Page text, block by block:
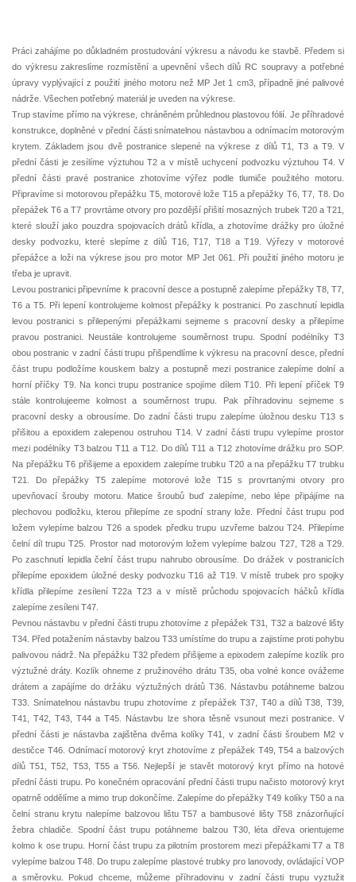
Práci zahájíme po důkladném prostudování výkresu a návodu ke stavbě. Předem si
do výkresu zakreslíme rozmístění a upevnění všech dílů RC soupravy a potřebné
úpravy vyplývající z použití jiného motoru než MP Jet 1 cm3, případně jiné palivové
nádrže. Všechen potřebný materiál je uveden na výkrese.
Trup stavíme přímo na výkrese, chráněném průhlednou plastovou fólií. Je příhradové
konstrukce, doplněné v přední části snímatelnou nástavbou a odnímacím motorovým
krytem. Základem jsou dvě postranice slepené na výkrese z dílů T1, T3 a T9. V
přední části je zesílíme výztuhou T2 a v místě uchycení podvozku výztuhou T4. V
přední části pravé postranice zhotovíme výřez podle tlumiče použitého motoru.
Připravíme si motorovou přepážku T5, motorové lože T15 a přepážky T6, T7, T8. Do
přepážek T6 a T7 provrtáme otvory pro pozdější přišití mosazných trubek T20 a T21,
které slouží jako pouzdra spojovacích drátů křídla, a zhotovíme drážky pro úložné
desky podvozku, které slepíme z dílů T16, T17, T18 a T19. Výřezy v motorové
přepážce a loži na výkrese jsou pro motor MP Jet 061. Při použití jiného motoru je
třeba je upravit.
Levou postranici připevníme k pracovní desce a postupně zalepíme přepážky T8, T7,
T6 a T5. Při lepení kontrolujeme kolmost přepážky k postranici. Po zaschnutí lepidla
levou postranici s přilepenými přepážkami sejmeme s pracovní desky a přilepíme
pravou postranici. Neustále kontrolujeme souměrnost trupu. Spodní podélníky T3
obou postranic v zadní části trupu přišpendlíme k výkresu na pracovní desce, přední
část trupu podložíme kouskem balzy a postupně mezi postranice zalepíme dolní a
horní příčky T9. Na konci trupu postranice spojíme dílem T10. Při lepení příček T9
stále kontrolujeeme kolmost a souměrnost trupu. Pak příhradovinu sejmeme s
pracovní desky a obrousíme. Do zadní části trupu zalepíme úložnou desku T13 s
přišitou a epoxidem zalepenou ostruhou T14. V zadní části trupu vylepíme prostor
mezi podélníky T3 balzou T11 a T12. Do dílů T11 a T12 zhotovíme drážku pro SOP.
Na přepážku T6 přišijeme a epoxidem zalepíme trubku T20 a na přepážku T7 trubku
T21. Do přepážky T5 zalepíme motorové lože T15 s provrtanými otvory pro
upevňovací šrouby motoru. Matice šroubů buď zalepíme, nebo lépe připájíme na
plechovou podložku, kterou přilepíme ze spodní strany lože. Přední část trupu pod
ložem vylepíme balzou T26 a spodek předku trupu uzvřeme balzou T24. Přilepíme
čelní díl trupu T25. Prostor nad motorovým ložem vylepíme balzou T27, T28 a T29.
Po zaschnutí lepidla čelní část trupu nahrubo obrousíme. Do drážek v postranicích
přilepíme epoxidem úložné desky podvozku T16 až T19. V místě trubek pro spojky
křídla přilepíme zesílení T22a T23 a v místě průchodu spojovacích háčků křídla
zalepíme zesíleni T47.
Pevnou nástavbu v přední části trupu zhotovíme z přepážek T31, T32 a balzové lišty
T34. Před potažením nástavby balzou T33 umístíme do trupu a zajistíme proti pohybu
palivovou nádrž. Na přepážku T32 předem přišijeme a epixodem zalepíme kozlík pro
výztužné dráty. Kozlík ohneme z pružinového drátu T35, oba volné konce ovážeme
drátem a zapájíme do držáku výztužných drátů T36. Nástavbu potáhneme balzou
T33. Snímatelnou nástavbu trupu zhotovíme z přepážek T37, T40 a dílů T38, T39,
T41, T42, T43, T44 a T45. Nástavbu lze shora těsně vsunout mezi postranice. V
přední části je nástavba zajištěna dvěma kolíky T41, v zadní části šroubem M2 v
destičce T46. Odnímací motorový kryt zhotovíme z přepážek T49, T54 a balzových
dílů T51, T52, T53, T55 a T56. Nejlepší je stavět motorový kryt přímo na hotové
přední části trupu. Po konečném opracování přední části trupu načisto motorový kryt
opatrně oddělíme a mimo trup dokončíme. Zalepíme do přepážky T49 kolíky T50 a na
čelní stranu krytu nalepíme balzovou lištu T57 a bambusové lišty T58 znázorňující
žebra chladiče. Spodní část trupu potáhneme balzou T30, léta dřeva orientujeme
kolmo k ose trupu. Horní část trupu za pilotním prostorem mezi přepážkami T7 a T8
vylepíme balzou T48. Do trupu zalepíme plastové trubky pro lanovody, ovládající VOP
a směrovku. Pokud chceme, můžeme příhradovinu v zadní části trupu vyztužit